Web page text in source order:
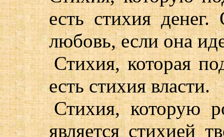
есть стихия
любовь, если она
Стихия, которая
есть стихия власти.
Стихия, которую
является стихией